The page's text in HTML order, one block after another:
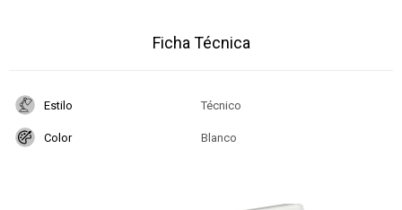
Ficha Técnica
Estilo Técnico
Color Blanco